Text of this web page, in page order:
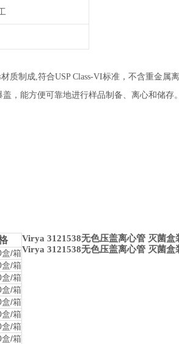
制成,符合USP Class-VI标准，不含重金属
，能方便可靠地进行样品制备、离心和储存。
/箱
/箱
/箱
/箱
/箱
/箱
/箱
/箱
Virya 3121538无色压盖离心管 灭菌盒
Virya 3121538无色压盖离心管 灭菌盒